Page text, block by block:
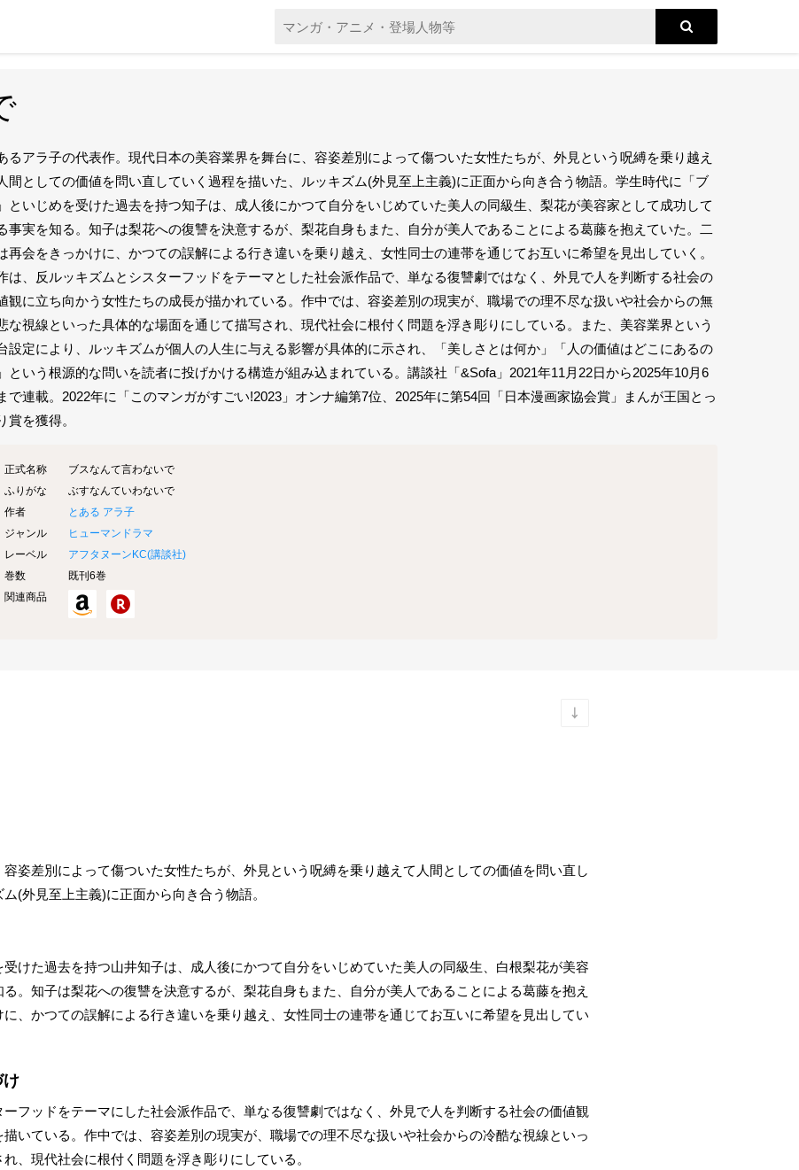
るアラ子の代表作。現代日本の美容業界を舞台に、容姿差別によって傷ついた女性たちが、外見という呪縛を乗り越え
間としての価値を問い直していく過程を描いた、ルッキズム(外見至上主義)に正面から向き合う物語。学生時代に「ブ
といじめを受けた過去を持つ知子は、成人後にかつて自分をいじめていた美人の同級生、梨花が美容家として成功して
事実を知る。知子は梨花への復讐を決意するが、梨花自身もまた、自分が美人であることによる葛藤を抱えていた。二
再会をきっかけに、かつての誤解による行き違いを乗り越え、女性同士の連帯を通じてお互いに希望を見出していく。
は、反ルッキズムとシスターフッドをテーマとした社会派作品で、単なる復讐劇ではなく、外見で人を判断する社会の
観に立ち向かう女性たちの成長が描かれている。作中では、容姿差別の現実が、職場での理不尽な扱いや社会からの無
な視線といった具体的な場面を通じて描写され、現代社会に根付く問題を浮き彫りにしている。また、美容業界という
設定により、ルッキズムが個人の人生に与える影響が具体的に示され、「美しさとは何か」「人の価値はどこにあるの
という根源的な問いを読者に投げかける構造が組み込まれている。講談社「&Sofa」2021年11月22日から2025年10月6
で連載。2022年に「このマンガがすごい!2023」オンナ編第7位、2025年に第54回「日本漫画家協会賞」まんが王国とっ
賞を獲得。
正式名称
ブスなんて言わないで
ふりがな
ぶすなんていわないで
作者
とある アラ子
ジャンル
ヒューマンドラマ
レーベル
アフタヌーンKC(講談社)
巻数
既刊6巻
関連商品
姿差別によって傷ついた女性たちが、外見という呪縛を乗り越えて人間としての価値を問い直し
(外見至上主義)に正面から向き合う物語。
けた過去を持つ山井知子は、成人後にかつて自分をいじめていた美人の同級生、白根梨花が美容
。知子は梨花への復讐を決意するが、梨花自身もまた、自分が美人であることによる葛藤を抱え
、かつての誤解による行き違いを乗り越え、女性同士の連帯を通じてお互いに希望を見出してい
け
フッドをテーマにした社会派作品で、単なる復讐劇ではなく、外見で人を判断する社会の価値観
いている。作中では、容姿差別の現実が、職場での理不尽な扱いや社会からの冷酷な視線といっ
、現代社会に根付く問題を浮き彫りにしている。